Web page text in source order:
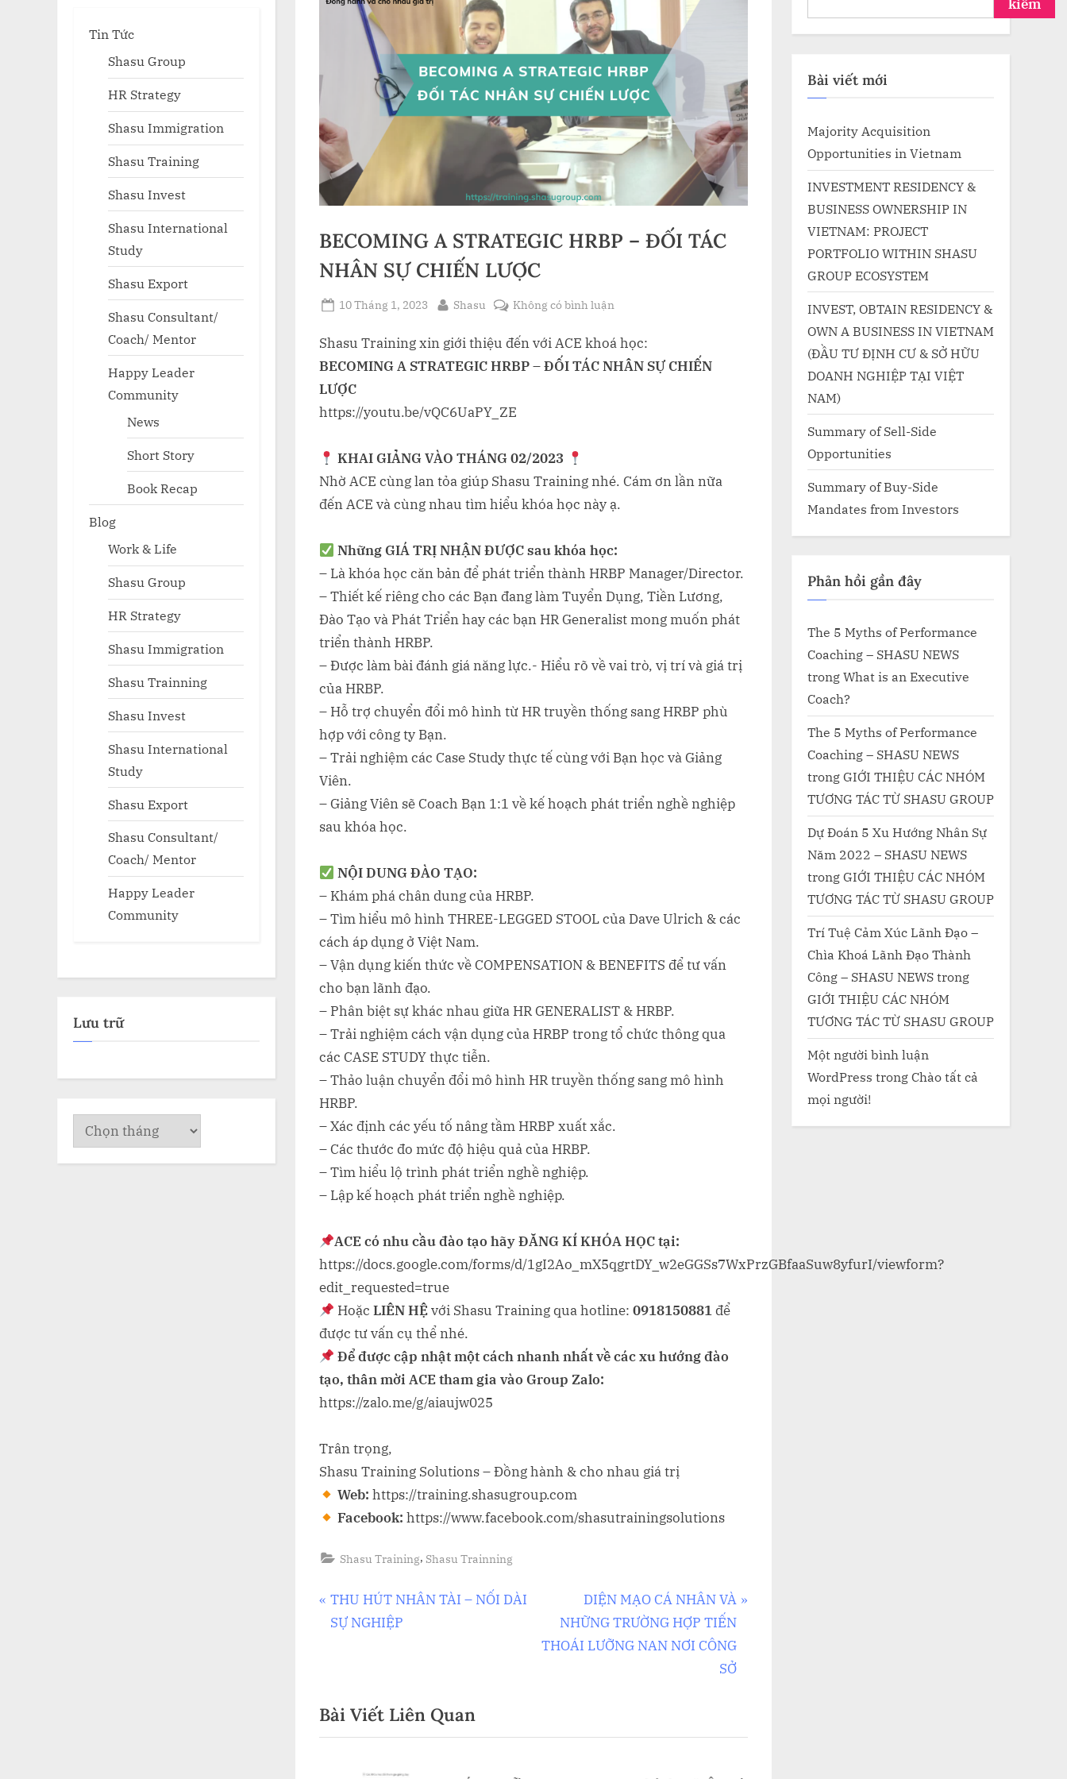
Toggle
BECOMING A STRATEGIC HRBP – ĐỐI TÁC
NHÂN SỰ CHIẾN LƯỢC
Posted
10 Tháng 1, 2023 By
Shasu Không có bình luận
A
STRATEGIC
SỰ
CHIẾN
Shasu Training xin giới thiệu đến với ACE khoá học:
BECOMING A STRATEGIC HRBP – ĐỐI TÁC NHÂN SỰ CHIẾN
LƯỢC
https://youtu.be/vQC6UaPY_ZE
KHAI GIẢNG VÀO THÁNG 02/2023
Nhờ ACE cùng lan tỏa giúp Shasu Training nhé. Cám ơn lần nữa
đến ACE và cùng nhau tìm hiểu khóa học này ạ.
Những GIÁ TRỊ NHẬN ĐƯỢC sau khóa học:
– Là khóa học căn bản để phát triển thành HRBP Manager/Director.
– Thiết kế riêng cho các Bạn đang làm Tuyển Dụng, Tiền Lương,
Đào Tạo và Phát Triển hay các bạn HR Generalist mong muốn phát
triển thành HRBP.
– Được làm bài đánh giá năng lực.- Hiểu rõ về vai trò, vị trí và giá trị
của HRBP.
– Hỗ trợ chuyển đổi mô hình từ HR truyền thống sang HRBP phù
hợp với công ty Bạn.
– Trải nghiệm các Case Study thực tế cùng với Bạn học và Giảng
Viên.
– Giảng Viên sẽ Coach Bạn 1:1 về kế hoạch phát triển nghề nghiệp
sau khóa học.
NỘI DUNG ĐÀO TẠO:
– Khám phá chân dung của HRBP.
– Tìm hiểu mô hình THREE-LEGGED STOOL của Dave Ulrich & các
cách áp dụng ở Việt Nam.
– Vận dụng kiến thức về COMPENSATION & BENEFITS để tư vấn
cho bạn lãnh đạo.
– Phân biệt sự khác nhau giữa HR GENERALIST & HRBP.
– Trải nghiệm cách vận dụng của HRBP trong tổ chức thông qua
các CASE STUDY thực tiễn.
– Thảo luận chuyển đổi mô hình HR truyền thống sang mô hình
HRBP.
– Xác định các yếu tố nâng tầm HRBP xuất xắc.
– Các thước đo mức độ hiệu quả của HRBP.
– Tìm hiểu lộ trình phát triển nghề nghiệp.
– Lập kế hoạch phát triển nghề nghiệp.
ACE có nhu cầu đào tạo hãy ĐĂNG KÍ KHÓA HỌC tại:
https://docs.google.com/forms/d/1gI2Ao_mX5qgrtDY_w2eGGSs7WxPrzGBfaaSuw8yfurI/viewform?
edit_requested=true
Hoặc LIÊN HỆvới Shasu Training qua hotline:0918150881để
được tư vấn cụ thể nhé.
Để được cập nhật một cách nhanh nhất về các xu hướng đào
tạo, thân mời ACE tham gia vào Group Zalo:
https://zalo.me/g/aiaujw025
Trân trọng,
Shasu Training Solutions – Đồng hành & cho nhau giá trị
Web: https://training.shasugroup.com
Facebook: https://www.facebook.com/shasutrainingsolutions
Shasu Training, Shasu Trainning
Điều
viết
P
r
o
u
THU HÚT NHÂN TÀI – NỐI DÀI
SỰ NGHIỆP
N
e
x
s
DIỆN MẠO CÁ NHÂN VÀ
NHỮNG TRƯỜNG HỢP TIẾN
THOÁI LƯỠNG NAN NƠI CÔNG
SỞ
Bài Viết Liên Quan
Tin Tức
Shasu Group
HR Strategy
Shasu Immigration
Shasu Training
Shasu Invest
Shasu International
Study
Shasu Export
Shasu Consultant/
Coach/ Mentor
Happy Leader
Community
News
Short Story
Book Recap
Blog
Work & Life
Shasu Group
HR Strategy
Shasu Immigration
Shasu Trainning
Shasu Invest
Shasu International
Study
Shasu Export
Shasu Consultant/
Coach/ Mentor
Happy Leader
Community
Lưu trữ
Lưu
trữ
kiếm
Bài viết mới
Majority Acquisition
Opportunities in Vietnam
INVESTMENT RESIDENCY &
BUSINESS OWNERSHIP IN
VIETNAM: PROJECT
PORTFOLIO WITHIN SHASU
GROUP ECOSYSTEM
INVEST, OBTAIN RESIDENCY &
OWN A BUSINESS IN VIETNAM
(ĐẦU TƯ ĐỊNH CƯ & SỞ HỮU
DOANH NGHIỆP TẠI VIỆT
NAM)
Summary of Sell-Side
Opportunities
Summary of Buy-Side
Mandates from Investors
Phản hồi gần đây
The 5 Myths of Performance
Coaching – SHASU NEWS
trongWhat is an Executive
Coach?
The 5 Myths of Performance
Coaching – SHASU NEWS
trongGIỚI THIỆU CÁC NHÓM
TƯƠNG TÁC TỪ SHASU GROUP
Dự Đoán 5 Xu Hướng Nhân Sự
Năm 2022 – SHASU NEWS
trongGIỚI THIỆU CÁC NHÓM
TƯƠNG TÁC TỪ SHASU GROUP
Trí Tuệ Cảm Xúc Lãnh Đạo –
Chìa Khoá Lãnh Đạo Thành
Công – SHASU NEWStrong
GIỚI THIỆU CÁC NHÓM
TƯƠNG TÁC TỪ SHASU GROUP
Một người bình luận
WordPress trongChào tất cả
mọi người!